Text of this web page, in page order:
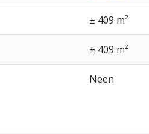
± 409 m²
± 409 m²
Neen